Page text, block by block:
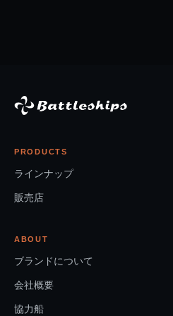
PRODUCTS
ラインナップ
販売店
ABOUT
ブランドについて
会社概要
協力船